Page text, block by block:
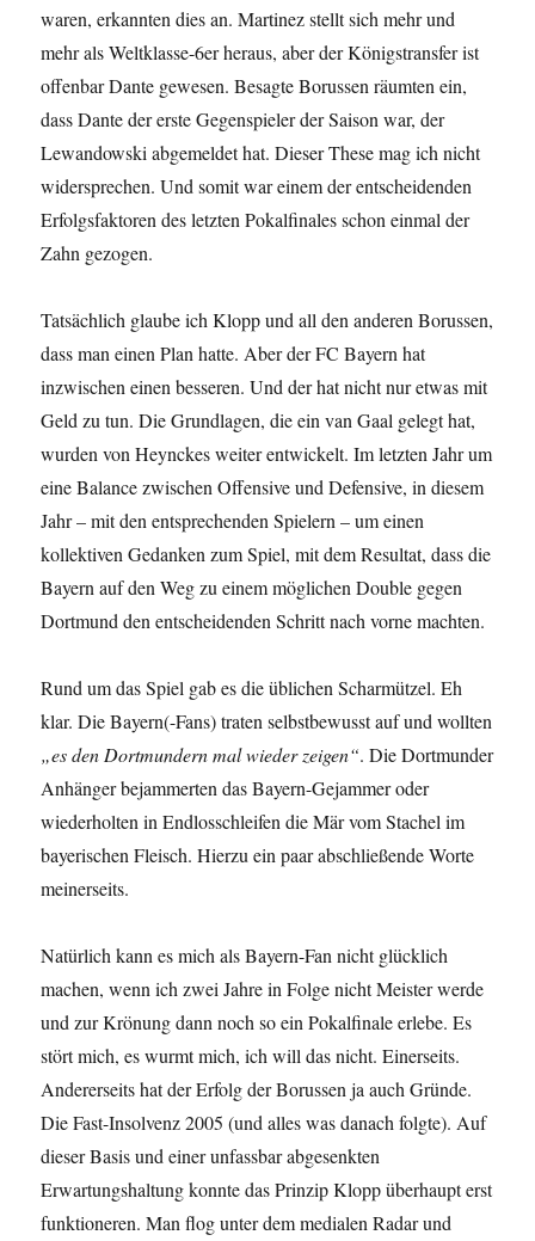
waren, erkannten dies an. Martinez stellt sich mehr und
mehr als Weltklasse-6er heraus, aber der Königstransfer ist
offenbar Dante gewesen. Besagte Borussen räumten ein,
dass Dante der erste Gegenspieler der Saison war, der
Lewandowski abgemeldet hat. Dieser These mag ich nicht
widersprechen. Und somit war einem der entscheidenden
Erfolgsfaktoren des letzten Pokalfinales schon einmal der
Zahn gezogen.
Tatsächlich glaube ich Klopp und all den anderen Borussen,
dass man einen Plan hatte. Aber der FC Bayern hat
inzwischen einen besseren. Und der hat nicht nur etwas mit
Geld zu tun. Die Grundlagen, die ein van Gaal gelegt hat,
wurden von Heynckes weiter entwickelt. Im letzten Jahr um
eine Balance zwischen Offensive und Defensive, in diesem
Jahr – mit den entsprechenden Spielern – um einen
kollektiven Gedanken zum Spiel, mit dem Resultat, dass die
Bayern auf den Weg zu einem möglichen Double gegen
Dortmund den entscheidenden Schritt nach vorne machten.
Rund um das Spiel gab es die üblichen Scharmützel. Eh
klar. Die Bayern(-Fans) traten selbstbewusst auf und wollten
„es den Dortmundern mal wieder zeigen“. Die Dortmunder
Anhänger bejammerten das Bayern-Gejammer oder
wiederholten in Endlosschleifen die Mär vom Stachel im
bayerischen Fleisch. Hierzu ein paar abschließende Worte
meinerseits.
Natürlich kann es mich als Bayern-Fan nicht glücklich
machen, wenn ich zwei Jahre in Folge nicht Meister werde
und zur Krönung dann noch so ein Pokalfinale erlebe. Es
stört mich, es wurmt mich, ich will das nicht. Einerseits.
Andererseits hat der Erfolg der Borussen ja auch Gründe.
Die Fast-Insolvenz 2005 (und alles was danach folgte). Auf
dieser Basis und einer unfassbar abgesenkten
Erwartungshaltung konnte das Prinzip Klopp überhaupt erst
funktioneren. Man flog unter dem medialen Radar und